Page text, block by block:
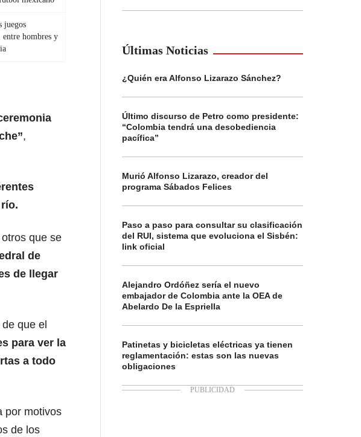
juegos
hombres y
,
que se
de
de llegar
que el
para ver la
a todo
por motivos
de los
Últimas Noticias
¿Quién era Alfonso Lizarazo Sánchez?
Último discurso de Petro como presidente:
“Colombia tendrá una desobediencia
pacífica”
Murió Alfonso Lizarazo, creador del
programa Sábados Felices
Paso a paso para consultar su clasificación
del RUI, sistema que evoluciona el Sisbén:
link oficial
Alejandro Ordóñez sería el nuevo
embajador de Colombia ante la OEA de
Abelardo De la Espriella
Patinetas y bicicletas eléctricas ya tienen
reglamentación: estas son las nuevas
obligaciones